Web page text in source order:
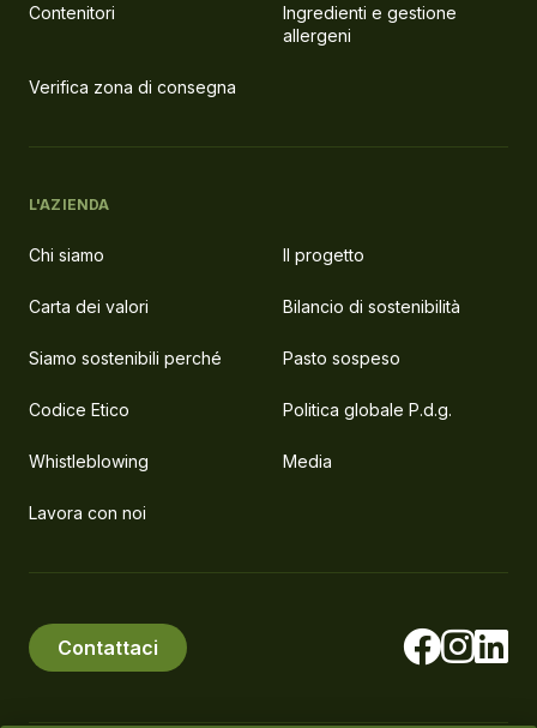
Contenitori
Ingredienti e gestione
allergeni
Verifica zona di consegna
L'AZIENDA
Chi siamo Il progetto
Carta dei valori Bilancio di sostenibilità
Siamo sostenibili perché Pasto sospeso
Codice Etico Politica globale P.d.g.
Whistleblowing Media
Lavora con noi
Contattaci